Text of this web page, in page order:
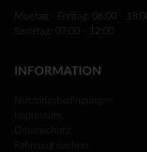
Montag - Freitag: 06:00 - 18:00
Samstag: 07:00 - 12:00
INFORMATION
Nutzungsbedingungen
Fahrzeug suchen